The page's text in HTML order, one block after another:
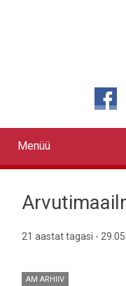
Primary
links
Menüü
21 aastat tagasi -
AM ARHIIV